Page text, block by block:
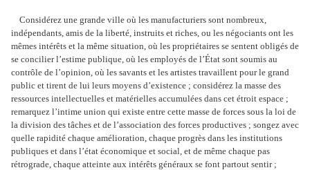
Considérez une grande ville où les manufacturiers sont nombreux,
indépendants, amis de la liberté, instruits et riches, ou les négociants ont les
mêmes intérêts et la même situation, où les propriétaires se sentent obligés de
se concilier l’estime publique, où les employés de l’État sont soumis au
contrôle de l’opinion, où les savants et les artistes travaillent pour le grand
public et tirent de lui leurs moyens d’existence ; considérez la masse des
ressources intellectuelles et matérielles accumulées dans cet étroit espace ;
remarquez l’intime union qui existe entre cette masse de forces sous la loi de
la division des tâches et de l’association des forces productives ; songez avec
quelle rapidité chaque amélioration, chaque progrès dans les institutions
publiques et dans l’état économique et social, et de même chaque pas
rétrograde, chaque atteinte aux intérêts généraux se font partout sentir ;